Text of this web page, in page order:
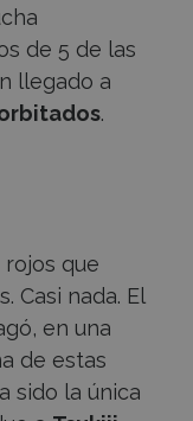
de 5 de las
llegado a
.
que
Casi nada. El
en una
de estas
sido la única